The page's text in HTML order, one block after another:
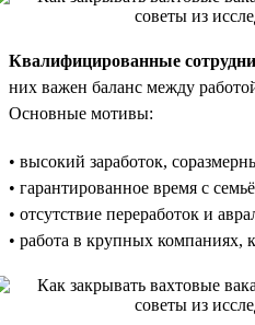
Квалифицированные
них важен баланс между
Основные мотивы:
• высокий заработок,
• гарантированное время с
• отсутствие переработок и
• работа в крупных компаниях,